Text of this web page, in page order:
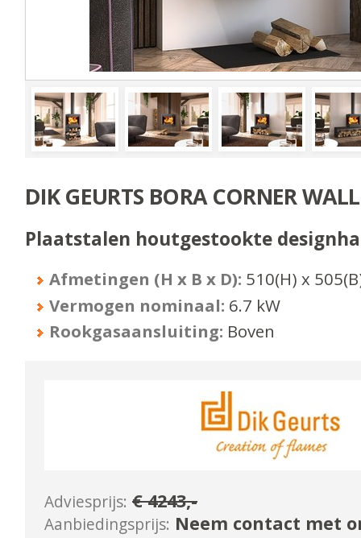
DIK GEURTS BORA CORNER WALL
Plaatstalen houtgestookte
Afmetingen (H x B x D): 510(H) x 505
Vermogen nominaal: 6.7 kW
Rookgasaansluiting: Boven
Adviesprijs: €4243,-
Aanbiedingsprijs: Neem contact met